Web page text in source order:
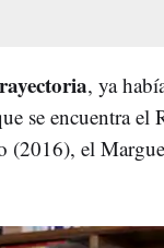
, ya
se encuentra
(2016), el